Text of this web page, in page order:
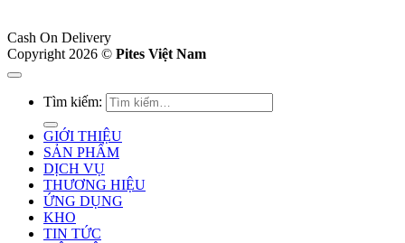
Cash On Delivery
Copyright 2026 © Pites Việt Nam
Tìm kiếm:
GIỚI THIỆU
SẢN PHẨM
DỊCH VỤ
THƯƠNG HIỆU
ỨNG DỤNG
KHO
TIN TỨC